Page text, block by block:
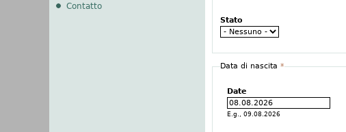
Stato
Data di nascita *
Date
E.g., 09.08.2026
Contatto